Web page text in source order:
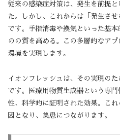
従来の感染症対策は、発生を前提
た。しかし、これからは「発生さ
です。手指消毒や換気といった基
のの質を高める。この多層的なア
環境を実現します。
イオンフレッシュは、その実現の
です。医療用物質生成器という専
性、科学的に証明された効果。こ
因となり、集患につながります。